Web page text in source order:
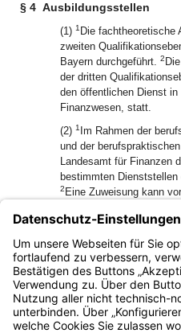
§ 4 Ausbildungsstellen
(1) 1 Die fachtheoretische
zweiten
Bayern durchgeführt. 2
der dritten
den öffentlichen Dienst
Finanzwesen, statt.
(2) 1 Im Rahmen der
und der
Landesamt für Finanzen
bestimmten
2 Eine Zuweisung kann
(3) Die in Abs. 1 und 2
arbeiten bei der
Bayern.de